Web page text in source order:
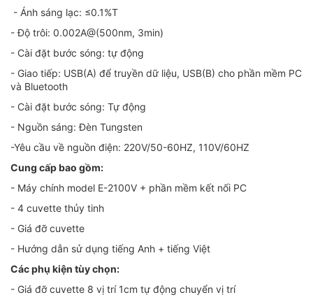
- Ánh sáng lạc: ≤0.1%T
- Độ trôi: 0.002A@(500nm, 3min)
- Cài đặt bước sóng: tự động
- Giao tiếp: USB(A) để truyền dữ liệu, USB(B) cho phần mềm PC
và Bluetooth
- Cài đặt bước sóng: Tự động
- Nguồn sáng: Đèn Tungsten
-Yêu cầu về nguồn điện: 220V/50-60HZ, 110V/60HZ
Cung cấp bao gồm:
- Máy chính model E-2100V + phần mềm kết nối PC
- 4 cuvette thủy tinh
- Giá đỡ cuvette
- Hướng dẫn sử dụng tiếng Anh + tiếng Việt
Các phụ kiện tùy chọn:
- Giá đỡ cuvette 8 vị trí 1cm tự động chuyển vị trí